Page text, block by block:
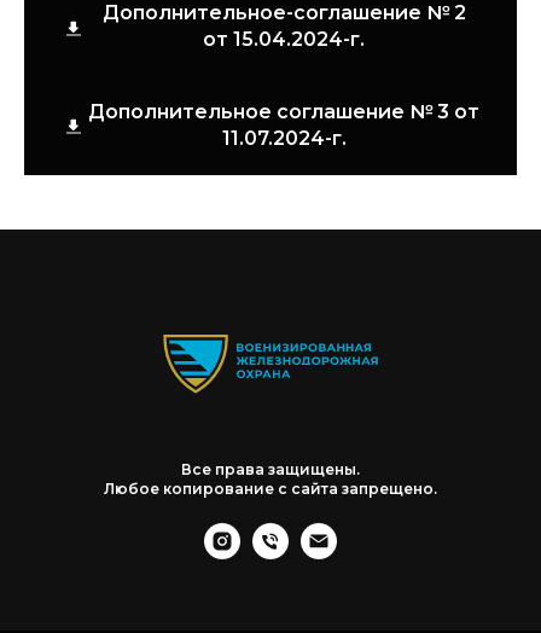
Дополнительное-соглашение № 2
от 15.04.2024-г.
Дополнительное соглашение № 3 от
11.07.2024-г.
Все права защищены.
Любое копирование с сайта запрещено.